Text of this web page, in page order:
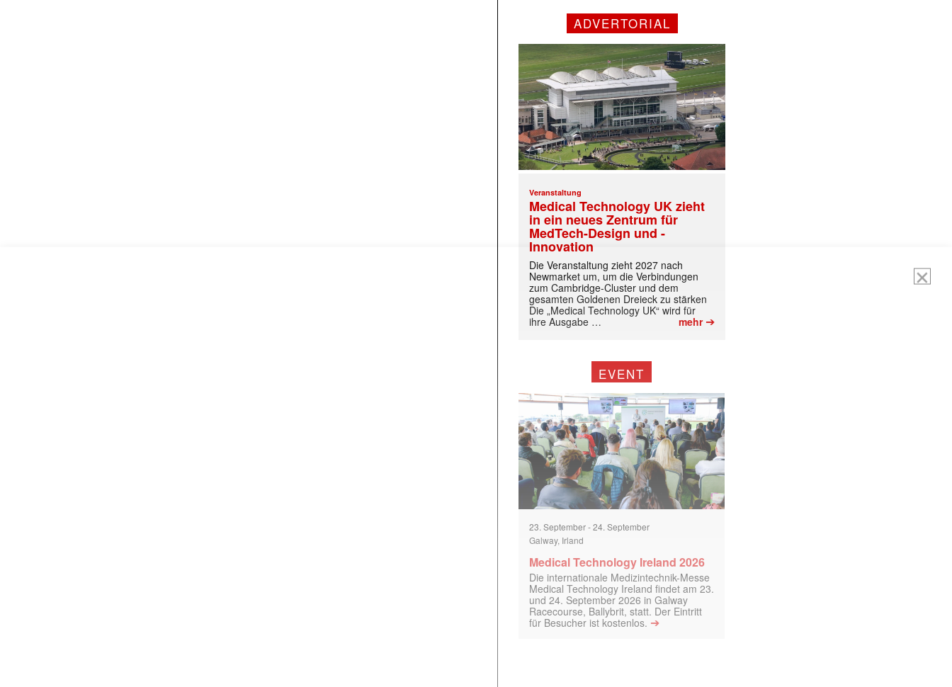
Mit dem |transkript-Newsletter jede Woche aktuell informiert.
ADVERTORIAL
Veranstaltung
Medical Technology UK zieht
in ein neues Zentrum für
MedTech-Design und -
Innovation
Die Veranstaltung zieht 2027 nach
Newmarket um, um die Verbindungen
zum Cambridge-Cluster und dem
gesamten Goldenen Dreieck zu stärken
Die „Medical Technology UK“ wird für
ihre Ausgabe …
mehr➔
EVENT
23. September-24. September
Galway, Irland
Medical Technology Ireland 2026
Die internationale Medizintechnik-Messe
Medical Technology Ireland findet am 23.
und 24. September 2026 in Galway
Racecourse, Ballybrit, statt. Der Eintritt
für Besucher ist kostenlos. ➔